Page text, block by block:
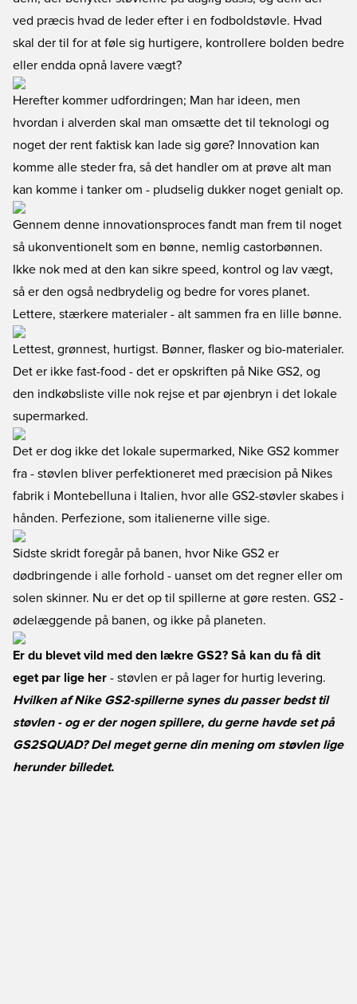
ved præcis hvad de leder efter i en fodboldstøvle. Hvad
skal der til for at føle sig hurtigere, kontrollere bolden bedre
eller endda opnå lavere vægt?
Herefter kommer udfordringen; Man har ideen, men
hvordan i alverden skal man omsætte det til teknologi og
noget der rent faktisk kan lade sig gøre? Innovation kan
komme alle steder fra, så det handler om at prøve alt man
kan komme i tanker om - pludselig dukker noget genialt op.
Gennem denne innovationsproces fandt man frem til noget
så ukonventionelt som en bønne, nemlig castorbønnen.
Ikke nok med at den kan sikre speed, kontrol og lav vægt,
så er den også nedbrydelig og bedre for vores planet.
Lettere, stærkere materialer - alt sammen fra en lille bønne.
Lettest, grønnest, hurtigst. Bønner, flasker og bio-materialer.
Det er ikke fast-food - det er opskriften på Nike GS2, og
den indkøbsliste ville nok rejse et par øjenbryn i det lokale
supermarked.
Det er dog ikke det lokale supermarked, Nike GS2 kommer
fra - støvlen bliver perfektioneret med præcision på Nikes
fabrik i Montebelluna i Italien, hvor alle GS2-støvler skabes i
hånden. Perfezione, som italienerne ville sige.
Sidste skridt foregår på banen, hvor Nike GS2 er
dødbringende i alle forhold - uanset om det regner eller om
solen skinner. Nu er det op til spillerne at gøre resten. GS2 -
ødelæggende på banen, og ikke på planeten.
Er du blevet vild med den lækre GS2? Så kan du få dit
eget par lige her - støvlen er på lager for hurtig levering.
Hvilken af Nike GS2-spillerne synes du passer bedst til
støvlen - og er der nogen spillere, du gerne havde set på
GS2SQUAD? Del meget gerne din mening om støvlen lige
herunder billedet.